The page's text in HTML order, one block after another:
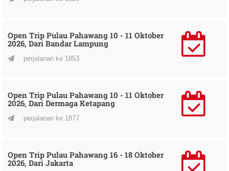
Open Trip Pulau Pahawang 10 - 11 Oktober
2026, Dari Bandar Lampung
perjalanan ke 1853
Open Trip Pulau Pahawang 10 - 11 Oktober
2026, Dari Dermaga Ketapang
perjalanan ke 1877
Open Trip Pulau Pahawang 16 - 18 Oktober
2026, Dari Jakarta